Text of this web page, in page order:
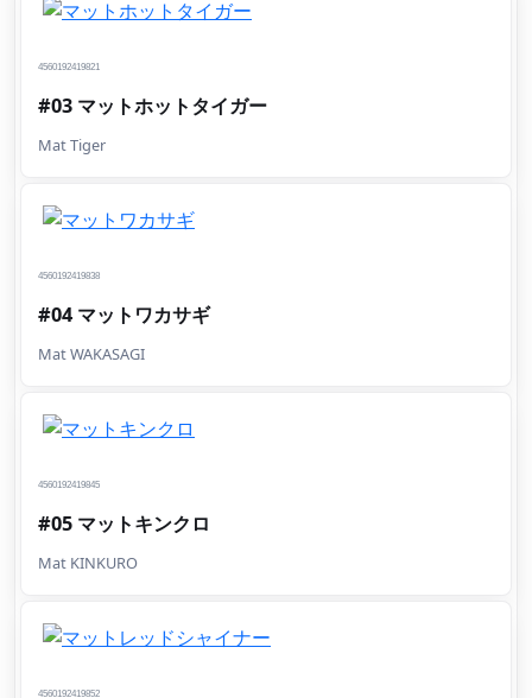
4560192419821
#03 マットホットタイガー
Mat Tiger
4560192419838
#04 マットワカサギ
Mat WAKASAGI
4560192419845
#05 マットキンクロ
Mat KINKURO
4560192419852